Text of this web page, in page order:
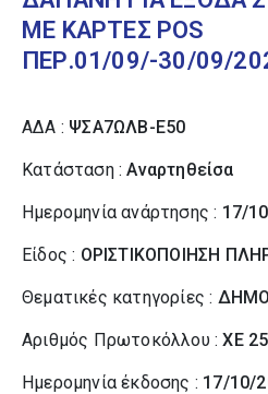
ΜΕ ΚΑΡΤΕΣ POS
ΠΕΡ.01/09/-30/09/
ΑΔΑ : ΨΣΑ7ΩΛΒ-Ε50
Κατάσταση :Αναρτηθείσα
Ημερομηνία ανάρτησης : 17/
Είδος : ΟΡΙΣΤΙΚΟΠΟΙΗΣΗ
Θεματικές κατηγορίες :
Αριθμός Πρωτοκόλλου :ΧΕ
Ημερομηνία έκδοσης : 17/10/